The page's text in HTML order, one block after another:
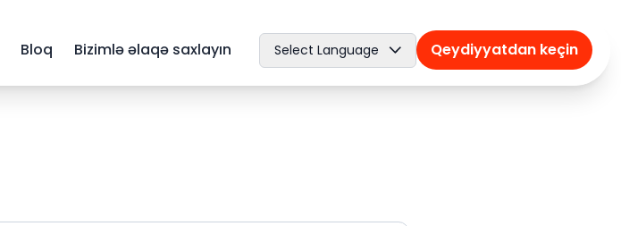
Bloq Bizimlə əlaqə saxlayın Select Language Qeydiyyatdan keçin